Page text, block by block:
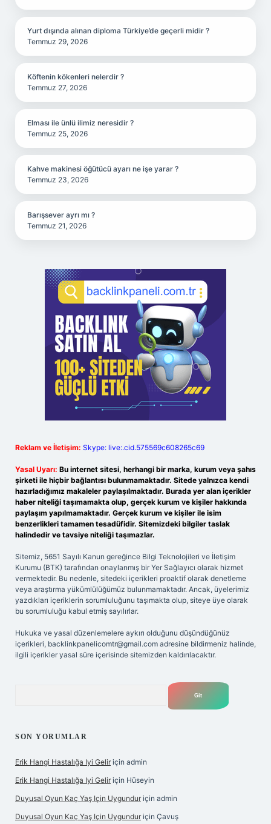
Yurt dışında alınan diploma Türkiye’de geçerli midir ?
Temmuz 29, 2026
Köftenin kökenleri nelerdir ?
Temmuz 27, 2026
Elması ile ünlü ilimiz neresidir ?
Temmuz 25, 2026
Kahve makinesi öğütücü ayarı ne işe yarar ?
Temmuz 23, 2026
Barışsever ayrı mı ?
Temmuz 21, 2026
Reklam ve İletişim: Skype: live:.cid.575569c608265c69
Yasal Uyarı: Bu internet sitesi, herhangi bir marka, kurum veya şahıs
şirketi ile hiçbir bağlantısı bulunmamaktadır. Sitede yalnızca kendi
hazırladığımız makaleler paylaşılmaktadır. Burada yer alan içerikler
haber niteliği taşımamakta olup, gerçek kurum ve kişiler hakkında
paylaşım yapılmamaktadır. Gerçek kurum ve kişiler ile isim
benzerlikleri tamamen tesadüfidir. Sitemizdeki bilgiler taslak
halindedir ve tavsiye niteliği taşımazlar.
Sitemiz, 5651 Sayılı Kanun gereğince Bilgi Teknolojileri ve İletişim
Kurumu (BTK) tarafından onaylanmış bir Yer Sağlayıcı olarak hizmet
vermektedir. Bu nedenle, sitedeki içerikleri proaktif olarak denetleme
veya araştırma yükümlülüğümüz bulunmamaktadır. Ancak, üyelerimiz
yazdıkları içeriklerin sorumluluğunu taşımakta olup, siteye üye olarak
bu sorumluluğu kabul etmiş sayılırlar.
Hukuka ve yasal düzenlemelere aykırı olduğunu düşündüğünüz
içerikleri, backlinkpanelicomtr@gmail.com adresine bildirmeniz halinde,
ilgili içerikler yasal süre içerisinde sitemizden kaldırılacaktır.
SON YORUMLAR
Erik Hangi Hastalığa Iyi Gelir için admin
Erik Hangi Hastalığa Iyi Gelir için Hüseyin
Duyusal Oyun Kaç Yaş Için Uygundur için admin
Duyusal Oyun Kaç Yaş Için Uygundur için Çavuş